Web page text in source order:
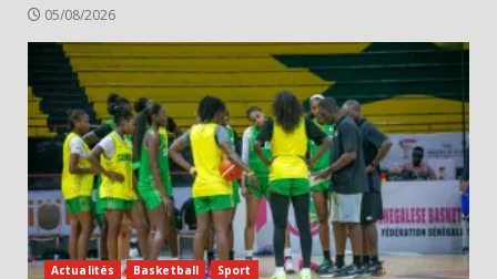
05/08/2026
Actualités Basketball Sport